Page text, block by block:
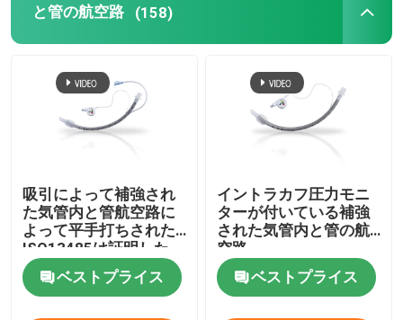
麻酔 使い捨て品
エンドトラクエール管の部品
OEM カテーテル
と管の航空路 (158)
吸引によって補強され
た気管内と管航空路に
よって平手打ちされた
ISO13485は証明した
ベストプライス
イントラカフ圧力モニ
ターが付いている補強
された気管内と管の航
空路
ベストプライス